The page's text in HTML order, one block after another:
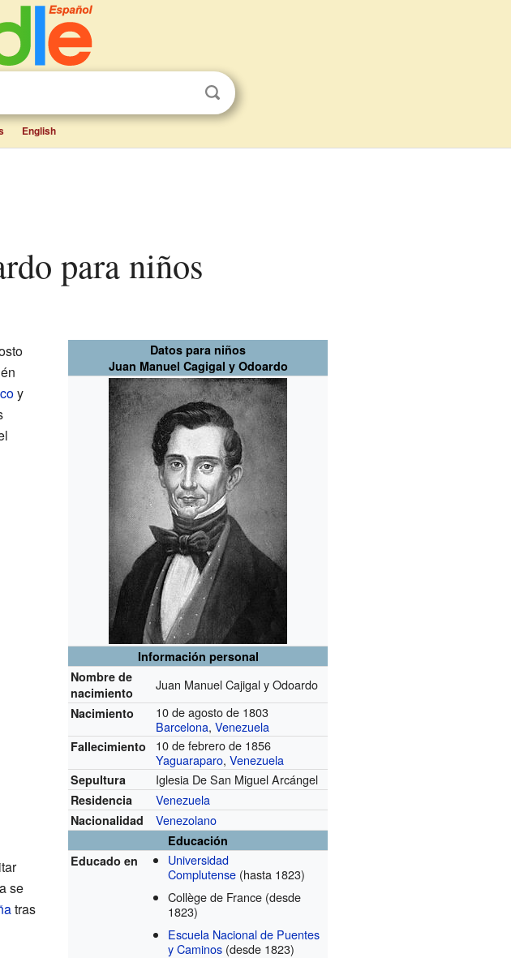
English
para niños
Datos para niños
Juan Manuel Cagigal y Odoardo
Información personal
Nombre de
nacimiento
Juan Manuel Cajigal y Odoardo
Nacimiento
10 de agosto de 1803
Barcelona,Venezuela
Fallecimiento
10 de febrero de 1856
Yaguaraparo,Venezuela
Sepultura Iglesia De San Miguel Arcángel
Residencia Venezuela
Nacionalidad Venezolano
Educación
Educado en
Universidad
Complutense (hasta 1823)
Collège de France (desde
1823)
Escuela Nacional de Puentes
y Caminos (desde 1823)
y
se
tras